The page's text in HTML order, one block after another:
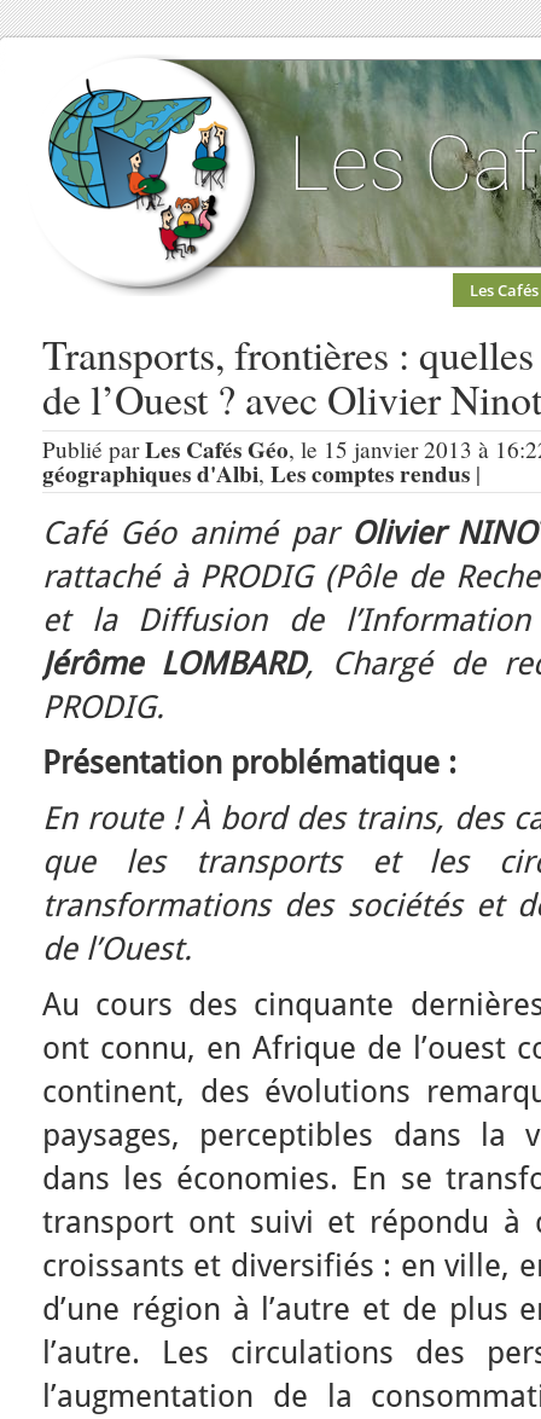
Les Cafés
Transports, frontières :
de l’Ouest ? avec Olivier
Publié parLes Cafés Géo, le 15 janvier 2013 à
géographiques d'Albi, Les comptes rendus |
Café Géo animé par Olivier
rattaché à PRODIG (Pôle de
et la Diffusion de
Jérôme LOMBARD, Chargé de
PRODIG.
Présentation problématique :
En route !À bord des trains, des
que les transports et les
transformations des sociétés et
de l’Ouest.
Au cours des cinquante
ont connu, en Afrique de l’ouest
continent, des évolutions
paysages, perceptibles dans la
dans les économies. En se
transport ont suivi et répondu à
croissants et diversifiés : en ville,
d’une région à l’autre et de plus
l’autre. Les circulations des
l’augmentation de la